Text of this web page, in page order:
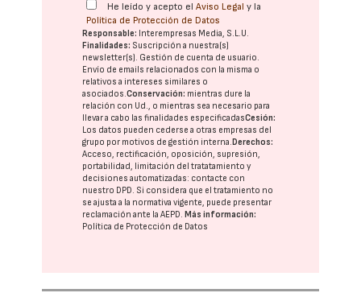
He leído y acepto elAviso Legal y la
Política de Protección de Datos
Responsable: Interempresas Media, S.L.U.
Finalidades: Suscripción a nuestra(s)
newsletter(s). Gestión de cuenta de usuario.
Envío de emails relacionados con la misma o
relativos a intereses similares o
asociados.Conservación: mientras dure la
relación con Ud., o mientras sea necesario para
llevar a cabo las finalidades especificadasCesión:
Los datos pueden cederse a otras empresas del
grupo por motivos de gestión interna. Derechos:
Acceso, rectificación, oposición, supresión,
portabilidad, limitación del tratatamiento y
decisiones automatizadas: contacte con
nuestro DPD. Si considera que el tratamiento no
se ajusta a la normativa vigente, puede presentar
reclamación ante laAEPD. Más información:
Política de Protección de Datos